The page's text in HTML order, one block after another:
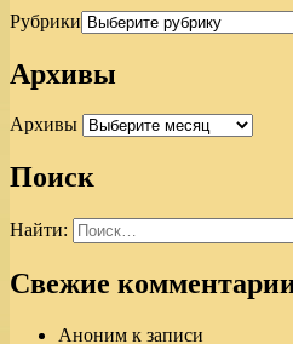
Рубрики
Архивы
Архивы
Поиск
Найти:
Свежие
Аноним к записи